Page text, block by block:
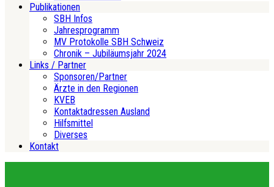
Publikationen
SBH Infos
Jahresprogramm
MV Protokolle SBH Schweiz
Chronik – Jubiläumsjahr 2024
Links / Partner
Sponsoren/Partner
Ärzte in den Regionen
KVEB
Kontaktadressen Ausland
Hilfsmittel
Diverses
Kontakt